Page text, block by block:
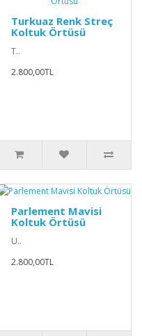
Turkuaz Renk Streç
Koltuk Örtüsü
T..
2.800,00TL
Parlement Mavisi
Koltuk Örtüsü
U..
2.800,00TL